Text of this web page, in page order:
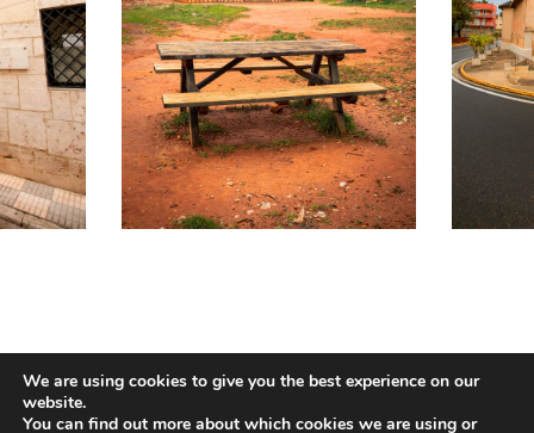
Gastronomia:
Igual que altres poblacions valencianes, el plat
We are using cookies to give you the best experience on our
website.
You can find out more about which cookies we are using or